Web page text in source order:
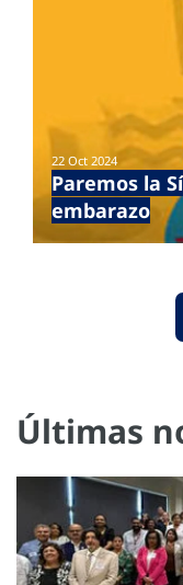
22 Oct 2024
Paremos la
embarazo
Últimas